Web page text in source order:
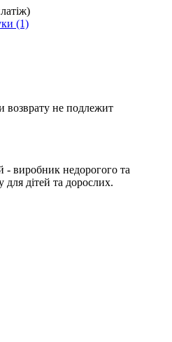
(1)
не подлежит
виробник недорогого та
для дітей та дорослих.